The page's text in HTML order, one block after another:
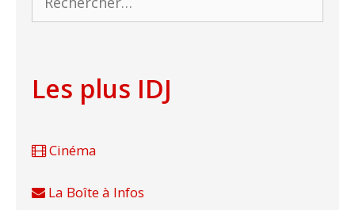
Les plus IDJ
Cinéma
La Boîte à Infos